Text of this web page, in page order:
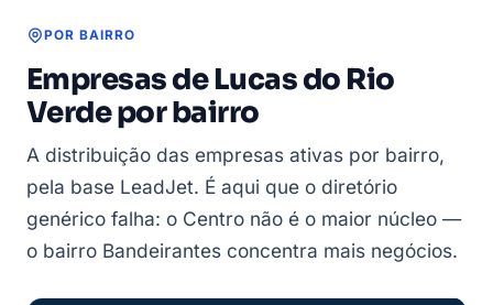
POR BAIRRO
Empresas de Lucas do Rio
Verde por bairro
A distribuição das empresas ativas por bairro,
pela base LeadJet. É aqui que o diretório
genérico falha: o Centro não é o maior núcleo —
o bairro Bandeirantes concentra mais negócios.